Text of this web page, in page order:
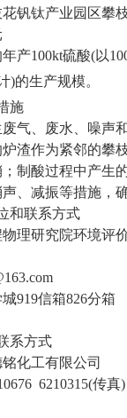
钒钛产业园区攀
产100kt硫酸(以
)的生产规模。
施
气、废水、噪声
渣作为紧邻的攀
制酸过程中产生
、减振等措施，
和联系方式
理研究院环境评
919信箱826分箱
系方式
化工有限公司
6210315(传真)